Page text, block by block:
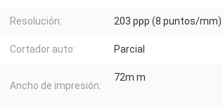
Resolución: 203 ppp (8 puntos/mm)
Cortador auto: Parcial
Ancho de impresión:
72m m